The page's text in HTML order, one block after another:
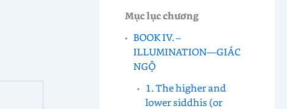
Mục lục chương
BOOK IV. –
ILLUMINATION—GIÁC
NGỘ
1. The higher and
lower siddhis (or